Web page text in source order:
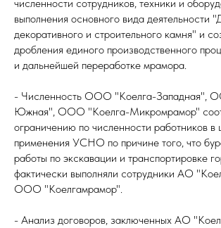
численности сотрудников, техники и
выполнения основного вида деятельности
декоративного и строительного камня" и
дробления единого производственного
и дальнейшей переработке мрамора.
- Численность ООО "Коелга-Западная",
Южная", ООО "Коелга-Микромрамор"
ограничению по численности работников в
применения УСНО по причине того, что
работы по экскавации и транспортировке
фактически выполняли сотрудники АО
ООО "Коелгамрамор".
- Анализ договоров, заключенных АО